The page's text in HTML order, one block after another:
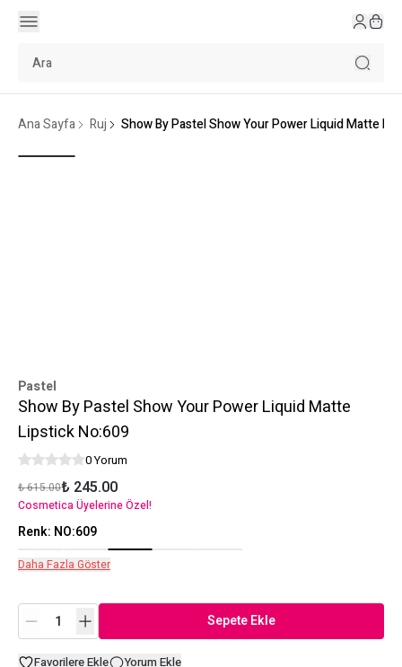
Ana Sayfa Ruj Show By Pastel Show Your Power Liquid Matte
Pastel
Show By Pastel Show Your Power Liquid Matte
Lipstick No:609
0 Yorum
₺ 615.00₺ 245.00
Cosmetica Üyelerine Özel!
Renk: NO:609
Daha Fazla Göster
Sepete Ekle
Favorilere Ekle Yorum Ekle